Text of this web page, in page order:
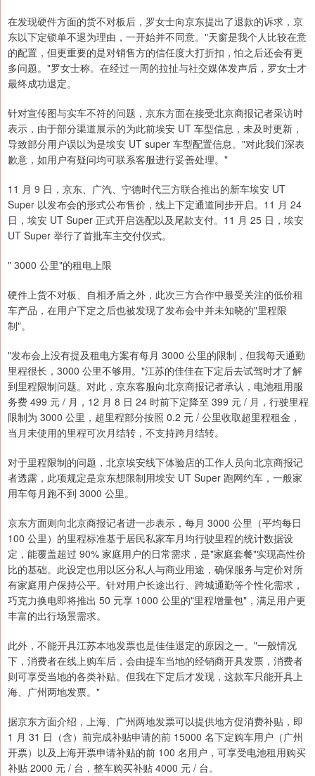
在发现硬件方面的货不对板后，罗女士向京东提出了退款的诉求，京
东以下定锁单不退为理由，一开始并不同意。"天窗是我个人比较在意
的配置，但更重要的是对销售方的信任度大打折扣，怕之后还会有更
多问题。"罗女士称。在经过一周的拉扯与社交媒体发声后，罗女士才
最终成功退定。
针对宣传图与实车不符的问题，京东方面在接受北京商报记者采访时
表示，由于部分渠道展示的为此前埃安 UT 车型信息，未及时更新，
导致部分用户误以为是埃安 UT super 车型配置信息。"对此我们深表
歉意，如用户有疑问均可联系客服进行妥善处理。"
11 月 9 日，京东、广汽、宁德时代三方联合推出的新车埃安 UT
Super 以发布会的形式公布售价，线上下定通道同步开启。11 月 24
日，埃安 UT Super 正式开启选配以及尾款支付。11 月 25 日，埃安
UT Super 举行了首批车主交付仪式。
" 3000 公里"的租电上限
硬件上货不对板、自相矛盾之外，此次三方合作中最受关注的低价租
车产品，在用户下定之后也被发现了发布会中并未知晓的"里程限
制"。
"发布会上没有提及租电方案有每月 3000 公里的限制，但我每天通勤
里程很长，3000 公里不够用。"江苏的佳佳在下定后去试驾时才了解
到里程限制问题。对此，京东客服向北京商报记者承认，电池租用服
务费 499 元 / 月，12 月 8 日 24 时前下定降至 399 元 / 月，行驶里程
限制为 3000 公里，超里程部分按照 0.2 元 / 公里收取超里程租金，
当月未使用的里程可次月结转，不支持跨月结转。
对于里程限制的问题，北京埃安线下体验店的工作人员向北京商报记
者透露，此项规定是京东想限制用埃安 UT Super 跑网约车，一般家
用车每月跑不到 3000 公里。
京东方面则向北京商报记者进一步表示，每月 3000 公里（平均每日
100 公里）的里程标准基于居民私家车月均行驶里程的统计数据设
定，能覆盖超过 90% 家庭用户的日常需求，是"家庭套餐"实现高性价
比的基础。此设定也用以区分私人与商业用途，确保服务与定价对所
有家庭用户保持公平。针对用户长途出行、跨城通勤等个性化需求，
巧克力换电即将推出 50 元享 1000 公里的"里程增量包"，满足用户更
丰富的出行场景需求。
此外，不能开具江苏本地发票也是佳佳退定的原因之一。"一般情况
下，消费者在线上购车后，会由提车当地的经销商开具发票，消费者
则可享受当地的各类补贴。但我在下定后才发现，这款车只能开具上
海、广州两地发票。"
据京东方面介绍，上海、广州两地发票可以提供地方促消费补贴，即
1 月 31 日（含）前完成补贴申请的前 15000 名下定购车用户（广州
开票）以及上海开票申请补贴的前 100 名用户，可享受电池租用购买
补贴 2000 元 / 台，整车购买补贴 4000 元 / 台。